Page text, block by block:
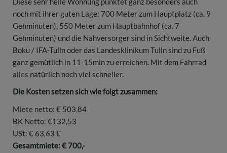
noch mit ihrer guten Lage: 700 Meter zum Hauptplatz (ca. 9
Gehminuten), 550 Meter zum Hauptbahnhof (ca. 7
Gehminuten) und die Nahversorger sind in Sichtweite. Auch
Boku / IFA-Tulln oder das Landesklinikum Tulln sind zu Fuß
ganz gemütlich in 11-15min zu erreichen. Mit dem Fahrrad
alles natürlich noch viel schneller.
Die Kosten setzen sich wie folgt zusammen:
Miete netto: € 503,84
BK Netto: €132,53
USt: € 63,63 €
Gesamtmiete: € 700,-